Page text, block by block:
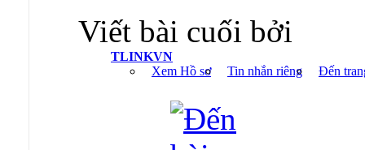
Viết bài cuối bởi
TLINKVN
Xem Hồ sơ
Tin nhắn riêng Đến